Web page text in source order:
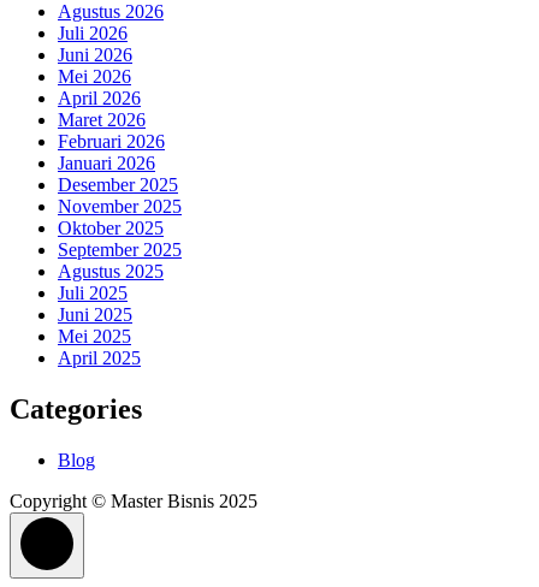
Agustus 2026
Juli 2026
Juni 2026
Mei 2026
April 2026
Maret 2026
Februari 2026
Januari 2026
Desember 2025
November 2025
Oktober 2025
September 2025
Agustus 2025
Juli 2025
Juni 2025
Mei 2025
April 2025
Categories
Blog
Copyright © Master Bisnis 2025